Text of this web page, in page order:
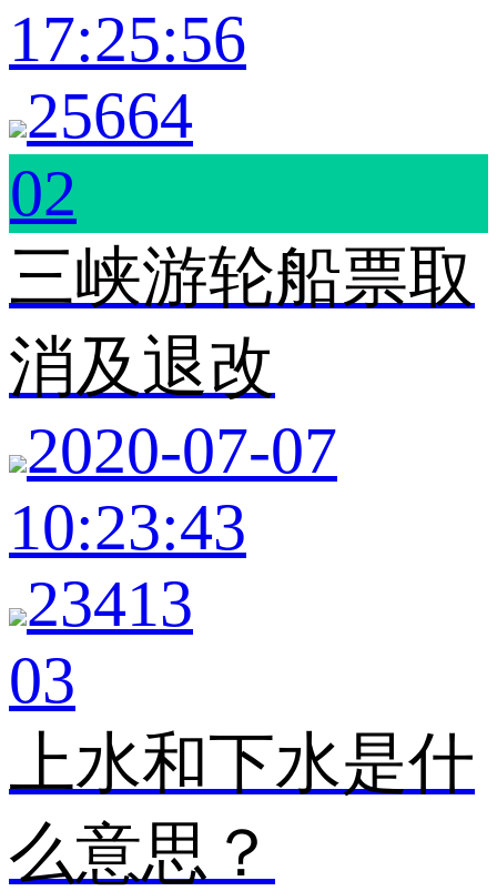
17:25:56
25664
02
三峡游轮船票取
消及退改
2020-07-07
10:23:43
23413
03
上水和下水是什
么意思？